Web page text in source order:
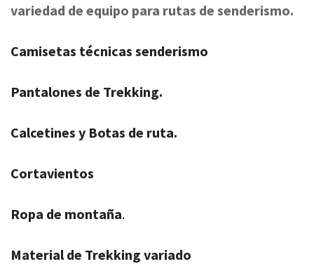
variedad de equipo para rutas de senderismo.
Camisetas técnicas senderismo
Pantalones de Trekking.
Calcetines y Botas de ruta.
Cortavientos
Ropa de montaña.
Material de Trekking variado